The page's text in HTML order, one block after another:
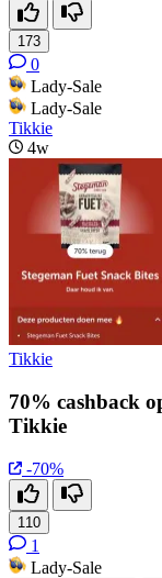
173
0
Lady-Sale
Lady-Sale
Tikkie
4w
Tikkie
70% cashback
Tikkie
-70%
110
1
Lady-Sale